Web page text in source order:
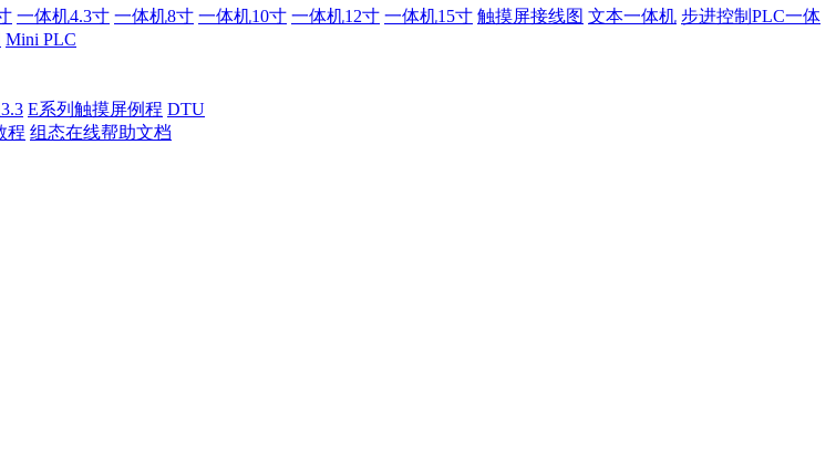
一体机4.3寸 一体机8寸 一体机10寸 一体机12寸 一体机15寸 触摸屏接线图 文本一体机 步进控制PLC一体
Mini PLC
E系列触摸屏例程 DTU
程 组态在线帮助文档